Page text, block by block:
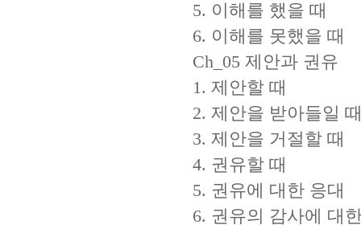
5. 이해를 했을 때
6. 이해를 못했을 때
Ch_05 제안과 권유
1. 제안할 때
2. 제안을 받아들일
3. 제안을 거절할 때
4. 권유할 때
5. 권유에 대한 응대
6. 권유의 감사에 대